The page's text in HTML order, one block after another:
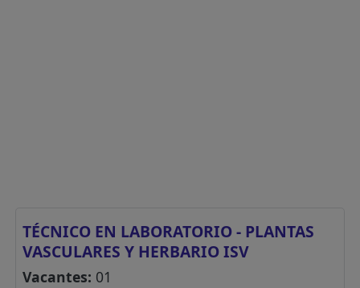
TÉCNICO EN LABORATORIO - PLANTAS
VASCULARES Y HERBARIO ISV
Vacantes: 01